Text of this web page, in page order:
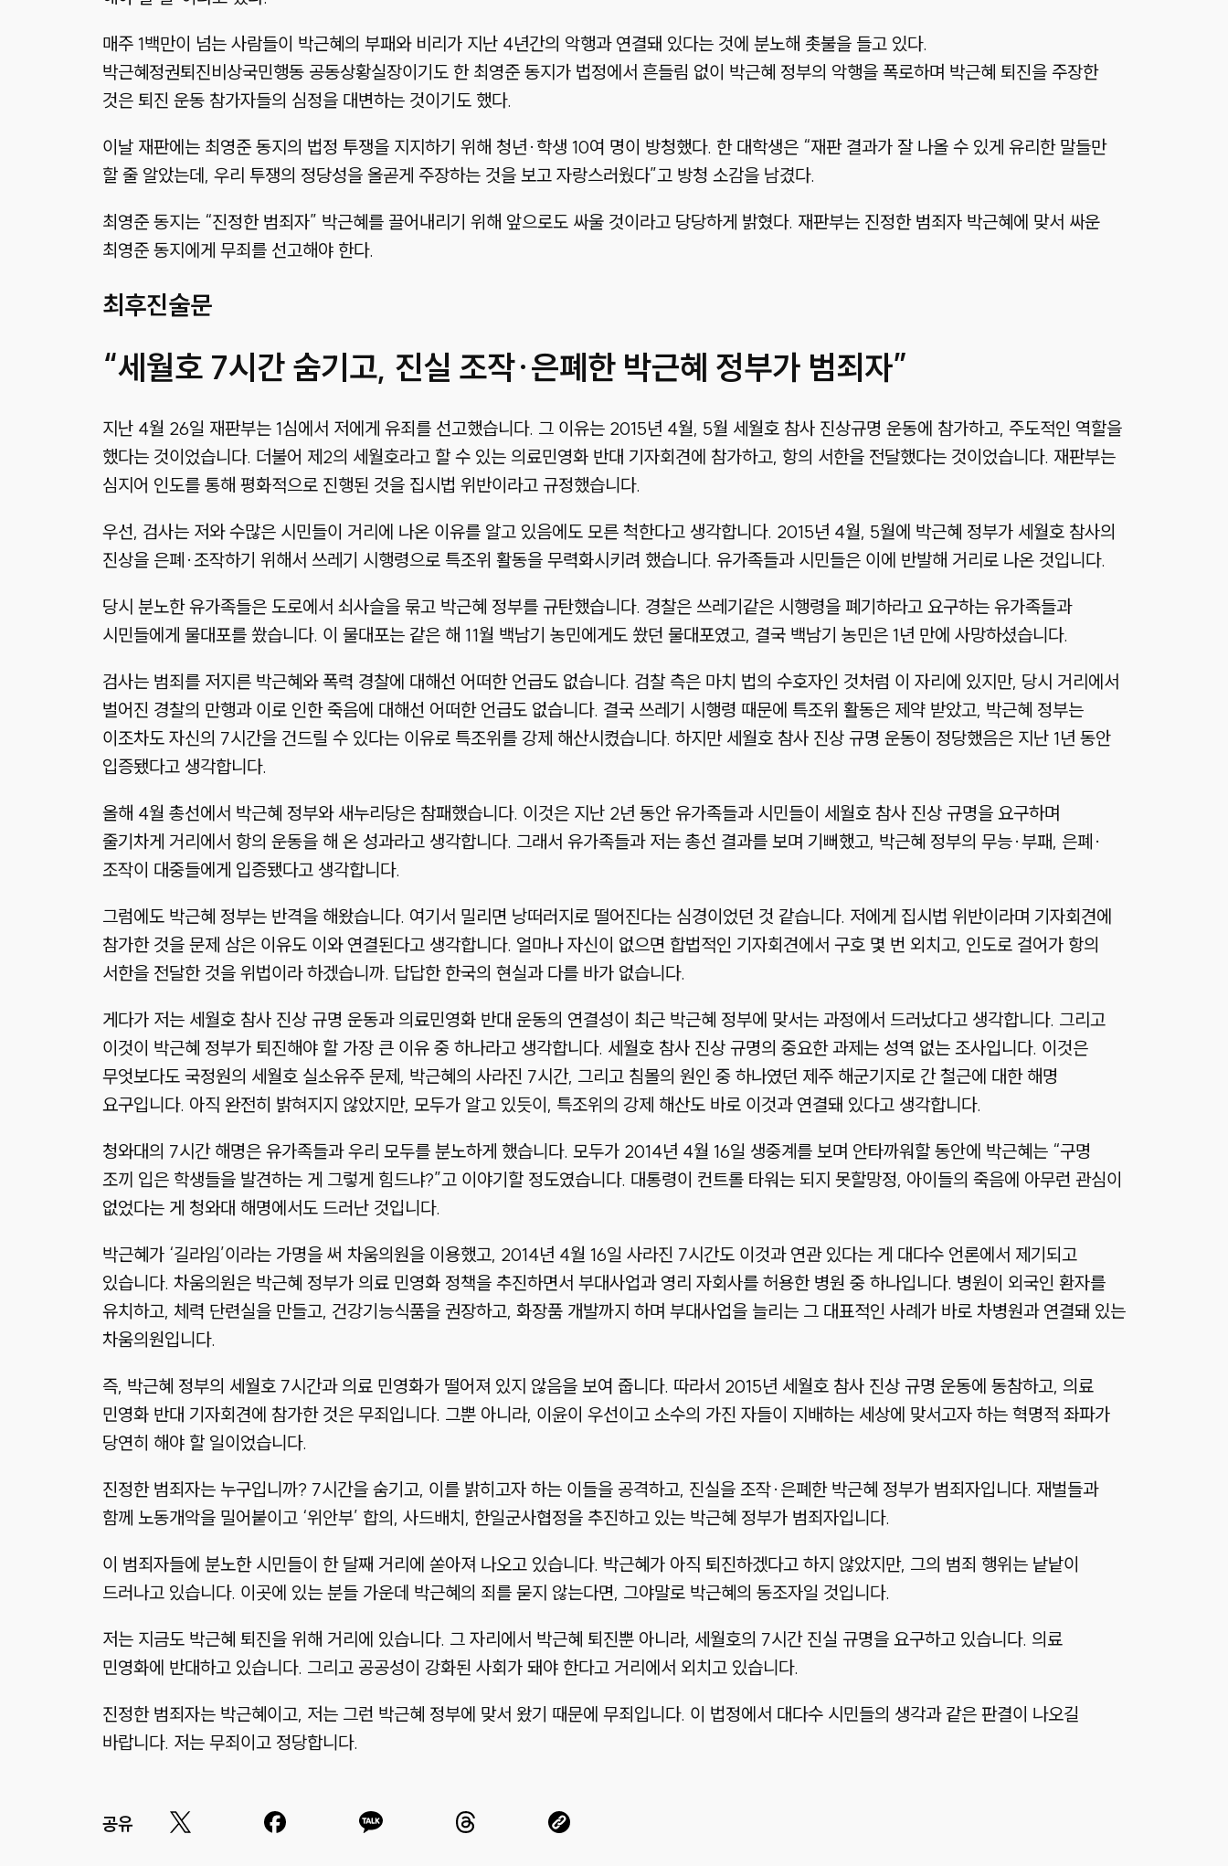
매주 1백만이 넘는 사람들이 박근혜의 부패와 비리가 지난 4년간의 악행과 연결돼 있다는 것에 분노해 촛불을 들고 있다.
박근혜정권퇴진비상국민행동 공동상황실장이기도 한 최영준 동지가 법정에서 흔들림 없이 박근혜 정부의 악행을 폭로하며 박근혜 퇴진을 주장한
것은 퇴진 운동 참가자들의 심정을 대변하는 것이기도 했다.
이날 재판에는 최영준 동지의 법정 투쟁을 지지하기 위해 청년·학생 10여 명이 방청했다. 한 대학생은 “재판 결과가 잘 나올 수 있게 유리한 말들만
할 줄 알았는데, 우리 투쟁의 정당성을 올곧게 주장하는 것을 보고 자랑스러웠다”고 방청 소감을 남겼다.
최영준 동지는 “진정한 범죄자” 박근혜를 끌어내리기 위해 앞으로도 싸울 것이라고 당당하게 밝혔다. 재판부는 진정한 범죄자 박근혜에 맞서 싸운
최영준 동지에게 무죄를 선고해야 한다.
최후진술문
“세월호 7시간 숨기고, 진실 조작·은폐한 박근혜 정부가 범죄자”
지난 4월 26일 재판부는 1심에서 저에게 유죄를 선고했습니다. 그 이유는 2015년 4월, 5월 세월호 참사 진상규명 운동에 참가하고, 주도적인 역할을
했다는 것이었습니다. 더불어 제2의 세월호라고 할 수 있는 의료민영화 반대 기자회견에 참가하고, 항의 서한을 전달했다는 것이었습니다. 재판부는
심지어 인도를 통해 평화적으로 진행된 것을 집시법 위반이라고 규정했습니다.
우선, 검사는 저와 수많은 시민들이 거리에 나온 이유를 알고 있음에도 모른 척한다고 생각합니다. 2015년 4월, 5월에 박근혜 정부가 세월호 참사의
진상을 은폐·조작하기 위해서 쓰레기 시행령으로 특조위 활동을 무력화시키려 했습니다. 유가족들과 시민들은 이에 반발해 거리로 나온 것입니다.
당시 분노한 유가족들은 도로에서 쇠사슬을 묶고 박근혜 정부를 규탄했습니다. 경찰은 쓰레기같은 시행령을 폐기하라고 요구하는 유가족들과
시민들에게 물대포를 쐈습니다. 이 물대포는 같은 해 11월 백남기 농민에게도 쐈던 물대포였고, 결국 백남기 농민은 1년 만에 사망하셨습니다.
검사는 범죄를 저지른 박근혜와 폭력 경찰에 대해선 어떠한 언급도 없습니다. 검찰 측은 마치 법의 수호자인 것처럼 이 자리에 있지만, 당시 거리에서
벌어진 경찰의 만행과 이로 인한 죽음에 대해선 어떠한 언급도 없습니다. 결국 쓰레기 시행령 때문에 특조위 활동은 제약 받았고, 박근혜 정부는
이조차도 자신의 7시간을 건드릴 수 있다는 이유로 특조위를 강제 해산시켰습니다. 하지만 세월호 참사 진상 규명 운동이 정당했음은 지난 1년 동안
입증됐다고 생각합니다.
올해 4월 총선에서 박근혜 정부와 새누리당은 참패했습니다. 이것은 지난 2년 동안 유가족들과 시민들이 세월호 참사 진상 규명을 요구하며
줄기차게 거리에서 항의 운동을 해 온 성과라고 생각합니다. 그래서 유가족들과 저는 총선 결과를 보며 기뻐했고, 박근혜 정부의 무능·부패, 은폐·
조작이 대중들에게 입증됐다고 생각합니다.
그럼에도 박근혜 정부는 반격을 해왔습니다. 여기서 밀리면 낭떠러지로 떨어진다는 심경이었던 것 같습니다. 저에게 집시법 위반이라며 기자회견에
참가한 것을 문제 삼은 이유도 이와 연결된다고 생각합니다. 얼마나 자신이 없으면 합법적인 기자회견에서 구호 몇 번 외치고, 인도로 걸어가 항의
서한을 전달한 것을 위법이라 하겠습니까. 답답한 한국의 현실과 다를 바가 없습니다.
게다가 저는 세월호 참사 진상 규명 운동과 의료민영화 반대 운동의 연결성이 최근 박근혜 정부에 맞서는 과정에서 드러났다고 생각합니다. 그리고
이것이 박근혜 정부가 퇴진해야 할 가장 큰 이유 중 하나라고 생각합니다. 세월호 참사 진상 규명의 중요한 과제는 성역 없는 조사입니다. 이것은
무엇보다도 국정원의 세월호 실소유주 문제, 박근혜의 사라진 7시간, 그리고 침몰의 원인 중 하나였던 제주 해군기지로 간 철근에 대한 해명
요구입니다. 아직 완전히 밝혀지지 않았지만, 모두가 알고 있듯이, 특조위의 강제 해산도 바로 이것과 연결돼 있다고 생각합니다.
청와대의 7시간 해명은 유가족들과 우리 모두를 분노하게 했습니다. 모두가 2014년 4월 16일 생중계를 보며 안타까워할 동안에 박근혜는 “구명
조끼 입은 학생들을 발견하는 게 그렇게 힘드냐?”고 이야기할 정도였습니다. 대통령이 컨트롤 타워는 되지 못할망정, 아이들의 죽음에 아무런 관심이
없었다는 게 청와대 해명에서도 드러난 것입니다.
박근혜가 ‘길라임’이라는 가명을 써 차움의원을 이용했고, 2014년 4월 16일 사라진 7시간도 이것과 연관 있다는 게 대다수 언론에서 제기되고
있습니다. 차움의원은 박근혜 정부가 의료 민영화 정책을 추진하면서 부대사업과 영리 자회사를 허용한 병원 중 하나입니다. 병원이 외국인 환자를
유치하고, 체력 단련실을 만들고, 건강기능식품을 권장하고, 화장품 개발까지 하며 부대사업을 늘리는 그 대표적인 사례가 바로 차병원과 연결돼 있는
차움의원입니다.
즉, 박근혜 정부의 세월호 7시간과 의료 민영화가 떨어져 있지 않음을 보여 줍니다. 따라서 2015년 세월호 참사 진상 규명 운동에 동참하고, 의료
민영화 반대 기자회견에 참가한 것은 무죄입니다. 그뿐 아니라, 이윤이 우선이고 소수의 가진 자들이 지배하는 세상에 맞서고자 하는 혁명적 좌파가
당연히 해야 할 일이었습니다.
진정한 범죄자는 누구입니까? 7시간을 숨기고, 이를 밝히고자 하는 이들을 공격하고, 진실을 조작·은폐한 박근혜 정부가 범죄자입니다. 재벌들과
함께 노동개악을 밀어붙이고 ‘위안부’ 합의, 사드배치, 한일군사협정을 추진하고 있는 박근혜 정부가 범죄자입니다.
이 범죄자들에 분노한 시민들이 한 달째 거리에 쏟아져 나오고 있습니다. 박근혜가 아직 퇴진하겠다고 하지 않았지만, 그의 범죄 행위는 낱낱이
드러나고 있습니다. 이곳에 있는 분들 가운데 박근혜의 죄를 묻지 않는다면, 그야말로 박근혜의 동조자일 것입니다.
저는 지금도 박근혜 퇴진을 위해 거리에 있습니다. 그 자리에서 박근혜 퇴진뿐 아니라, 세월호의 7시간 진실 규명을 요구하고 있습니다. 의료
민영화에 반대하고 있습니다. 그리고 공공성이 강화된 사회가 돼야 한다고 거리에서 외치고 있습니다.
진정한 범죄자는 박근혜이고, 저는 그런 박근혜 정부에 맞서 왔기 때문에 무죄입니다. 이 법정에서 대다수 시민들의 생각과 같은 판결이 나오길
바랍니다. 저는 무죄이고 정당합니다.
공유